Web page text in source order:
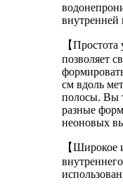
внутренней
【
позволяет
см вдоль
полосы. Вы
разные
неоновых
【Широкое